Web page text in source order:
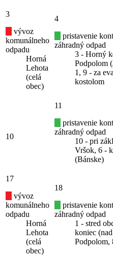
3
vývoz
komunálneho
odpadu
Horná
Lehota
(celá
obec)
4
pristavenie
záhradný odpad
3 - Horný
Podpolom
1, 9 - za
kostolom
10
11
pristavenie
záhradný odpad
10 - pri
Vršok, 6 -
(Bánske)
17
vývoz
komunálneho
odpadu
Horná
Lehota
(celá
obec)
18
pristavenie
záhradný odpad
1 - stred
koniec
Podpolom,